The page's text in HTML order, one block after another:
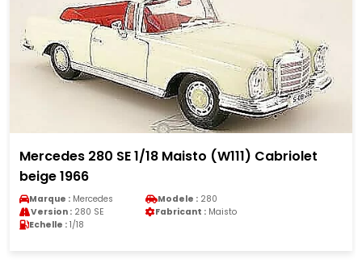
Mercedes 280 SE 1/18 Maisto (W111) Cabriolet
beige 1966
Marque : Mercedes Modele : 280
Version : 280 SE Fabricant : Maisto
Echelle : 1/18